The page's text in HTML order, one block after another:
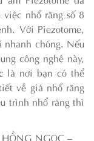
nhổ răng số 8
Với Piezotome,
nhanh chóng. Nếu
công nghệ này,
là nơi bạn có thể
về giá nhổ răng
trình nhổ răng thì
NGỌC –